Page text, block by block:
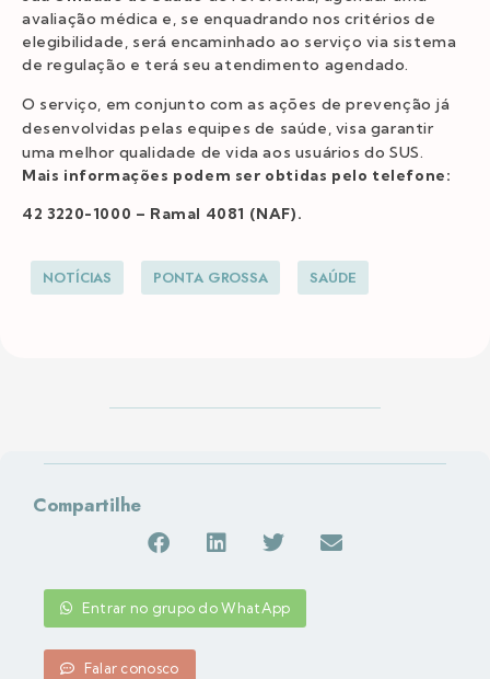
avaliação médica e, se enquadrando nos critérios de
elegibilidade, será encaminhado ao serviço via sistema
de regulação e terá seu atendimento agendado.
O serviço, em conjunto com as ações de prevenção já
desenvolvidas pelas equipes de saúde, visa garantir
uma melhor qualidade de vida aos usuários do SUS.
Mais informações podem ser obtidas pelo telefone:
42 3220-1000 – Ramal 4081 (NAF).
NOTÍCIAS PONTA GROSSA SAÚDE
Compartilhe
Entrar no grupo do WhatApp
Falar conosco